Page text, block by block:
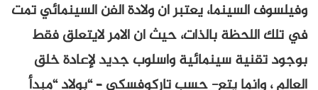
وفيلسوف السينما، يعتبر ان ولادة الفن السينمائي تمت
في تلك اللحظة بالذات، حيث ان الامر لايتعلق فقط
بوجود تقنية سينمائية واسلوب جديد لإعادة خلق